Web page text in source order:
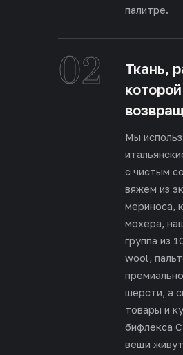
палитре.
02
Ткань,
которой
Мы
с чистым
вяжем из
мериноса,
мохера,
группа из
wool,
шерсти, а
товары и
бифлекса
вещи